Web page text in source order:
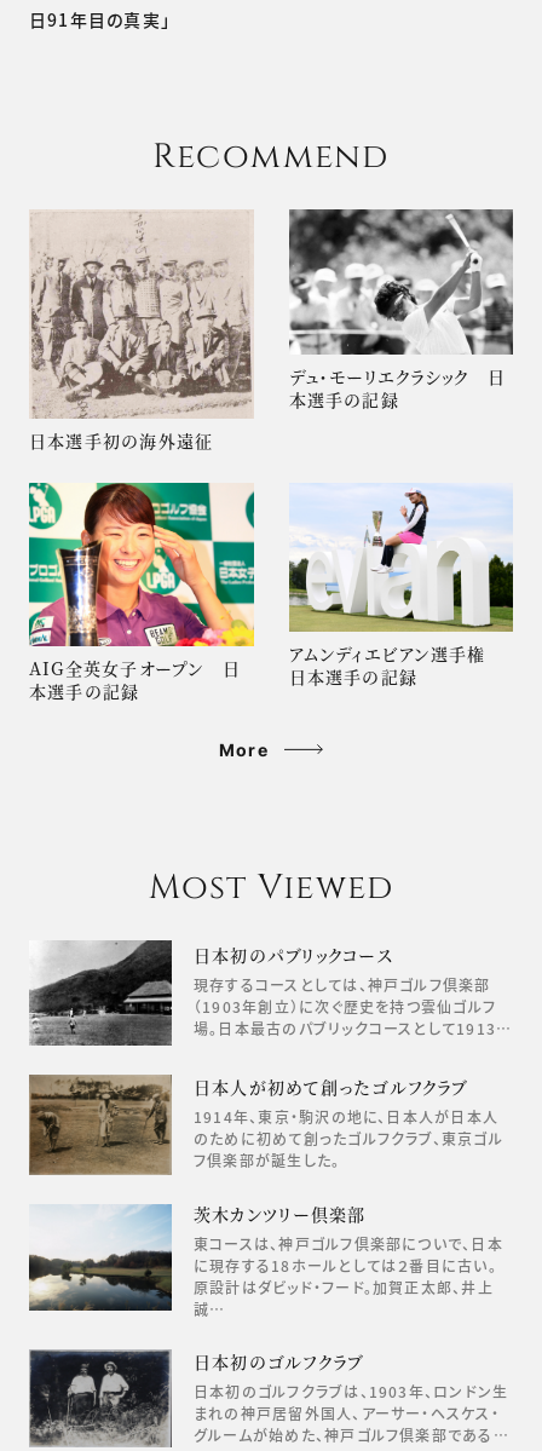
日91年目の真実」
Recommend
日本選手初の海外遠征
デュ・モーリエクラシック 日
本選手の記録
AIG全英女子オープン 日
本選手の記録
アムンディエビアン選手権
日本選手の記録
More
Most Viewed
日本初のパブリックコース
現存するコースとしては、神戸ゴルフ倶楽部
（1903年創立）に次ぐ歴史を持つ雲仙ゴルフ
場。日本最古のパブリックコースとして1913…
日本人が初めて創ったゴルフクラブ
1914年、東京・駒沢の地に、日本人が日本人
のために初めて創ったゴルフクラブ、東京ゴル
フ倶楽部が誕生した。
茨木カンツリー倶楽部
東コースは、神戸ゴルフ倶楽部についで、日本
に現存する18ホールとしては２番目に古い。
原設計はダビッド・フード。加賀正太郎、井上
誠…
日本初のゴルフクラブ
日本初のゴルフクラブは、1903年、ロンドン生
まれの神戸居留外国人、アーサー・ヘスケス・
グルームが始めた、神戸ゴルフ倶楽部である…